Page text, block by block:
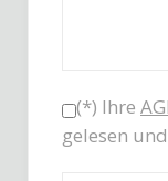
(*) Ihre
gelesen